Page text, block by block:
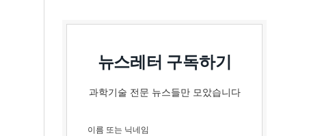
뉴스레터 구독하기
과학기술 전문 뉴스들만 모았습니다
이름 또는 닉네임